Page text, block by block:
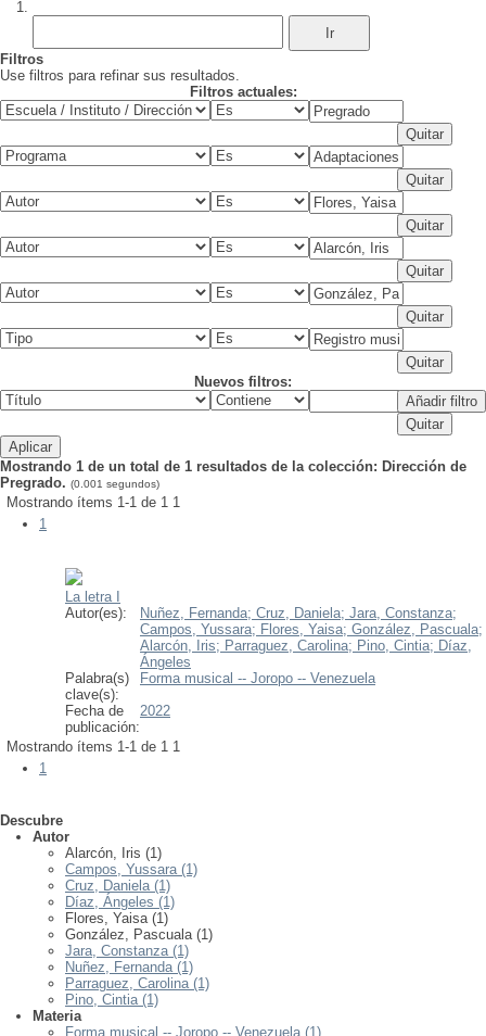
Filtros
Use filtros para refinar sus resultados.
Filtros actuales:
Nuevos filtros:
Mostrando 1 de un total de 1 resultados de la colección: Dirección de
Pregrado. (0.001 segundos)
Mostrando ítems 1-1 de 1 1
1
La letra I
Autor(es):
Nuñez, Fernanda; Cruz, Daniela; Jara, Constanza;
Campos, Yussara; Flores, Yaisa; González, Pascuala;
Alarcón, Iris; Parraguez, Carolina; Pino, Cintia; Díaz,
Ángeles
Palabra(s)
clave(s):
Forma musical -- Joropo -- Venezuela
Fecha de
publicación:
2022
Mostrando ítems 1-1 de 1 1
1
Descubre
Autor
Alarcón, Iris (1)
Campos, Yussara (1)
Cruz, Daniela (1)
Díaz, Ángeles (1)
Flores, Yaisa (1)
González, Pascuala (1)
Jara, Constanza (1)
Nuñez, Fernanda (1)
Parraguez, Carolina (1)
Pino, Cintia (1)
Materia
Forma musical -- Joropo -- Venezuela (1)